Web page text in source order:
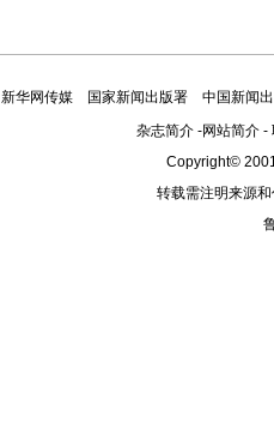
新华网传媒 国家新闻出版署
中国新闻
杂志简介-网站简介-
Copyright©
转载需注明来源